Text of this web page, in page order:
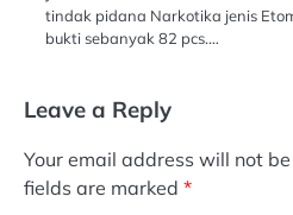
tindak pidana Narkotika jenis
bukti sebanyak 82 pcs.…
Leave a Reply
Your email address will not
fields are marked *